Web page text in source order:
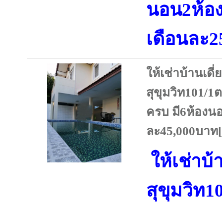
นอน2ห้อ
เดือนละ
ให้เช่าบ้านเ
สุขุมวิท101/1
ครบ มี6ห้องน
ละ45,000บา
ให้เช่าบ้
สุขุมวิท